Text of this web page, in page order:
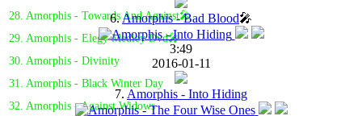
28. Amorphis - Towards And Against🎤
29. Amorphis - Elegy Medley Dvd🎤
30. Amorphis - Divinity
31. Amorphis - Black Winter Day
32. Amorphis - Against Widows
6.Amorphis - Bad Blood🎤
3:49
2016-01-11
7. Amorphis - Into Hiding